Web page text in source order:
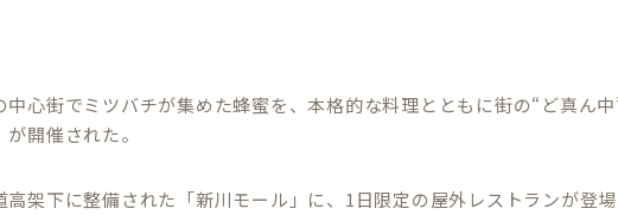
中心街でミツバチが集めた蜂蜜を、本格的な料理とともに街の“ど真ん
開催された。
高架下に整備された「新川モール」に、1日限定の屋外レストランが登